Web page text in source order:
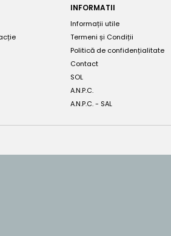
INFORMATII
Informații utile
Termeni și Condiții
Politică de confidențialitate
Contact
SOL
A.N.P.C.
A.N.P.C. - SAL